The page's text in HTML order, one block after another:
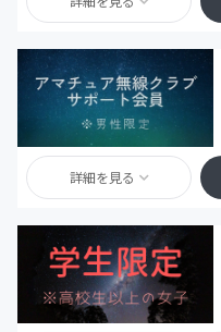
詳細を見る